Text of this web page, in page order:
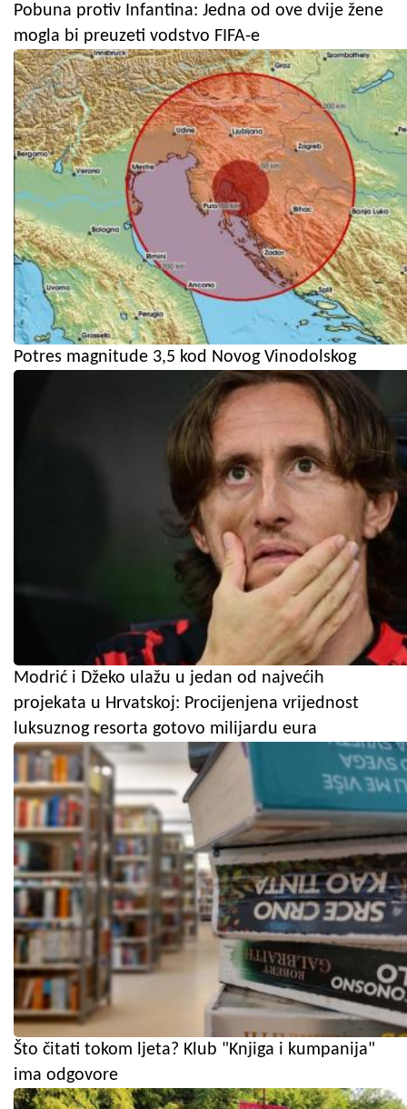
Pobuna protiv Infantina: Jedna od ove dvije žene
mogla bi preuzeti vodstvo FIFA-e
Potres magnitude 3,5 kod Novog Vinodolskog
Modrić i Džeko ulažu u jedan od najvećih
projekata u Hrvatskoj: Procijenjena vrijednost
luksuznog resorta gotovo milijardu eura
Što čitati tokom ljeta? Klub "Knjiga i kumpanija"
ima odgovore